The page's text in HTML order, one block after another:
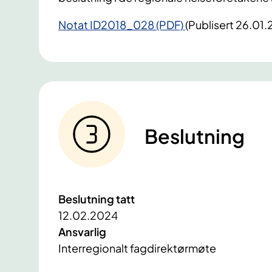
Notat ID2018_028 (PDF)(Publisert
Beslutning
Beslutning tatt
12.02.2024
Ansvarlig
Interregionalt fagdirektørmøte